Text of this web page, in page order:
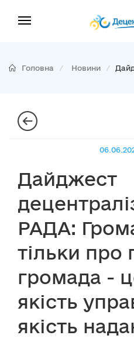
Головна Новини
Дайджест
РАДА:
тільки про
громада -
якість
якість